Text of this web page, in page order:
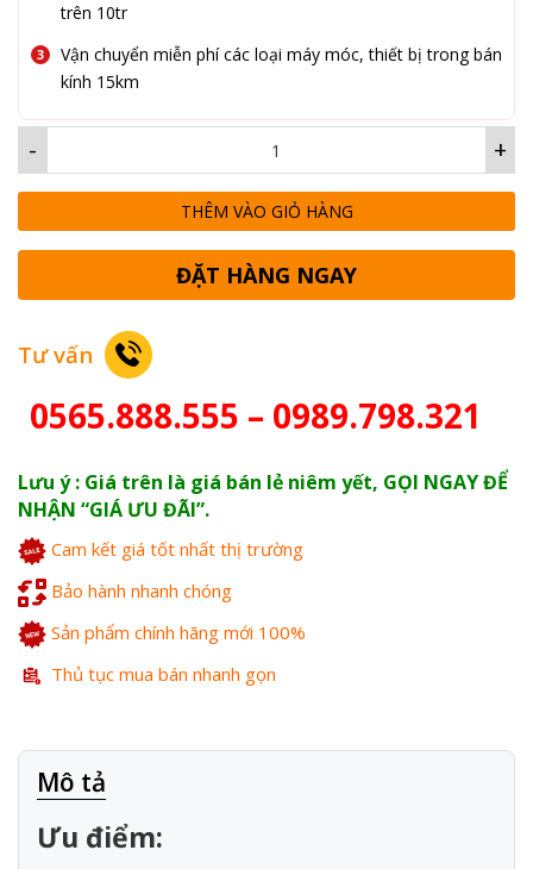
trên 10tr
Vận chuyển miễn phí các loại máy móc, thiết bị trong bán
kính 15km
+
-
THÊM VÀO GIỎ HÀNG
ĐẶT HÀNG NGAY
Tư vấn
0565.888.555 – 0989.798.321
Lưu ý : Giá trên là giá bán lẻ niêm yết, GỌI NGAY ĐỂ
NHẬN “GIÁ ƯU ĐÃI”.
Cam kết giá tốt nhất thị trường
Bảo hành nhanh chóng
Sản phẩm chính hãng mới 100%
Thủ tục mua bán nhanh gọn
Mô tả
Ưu điểm: